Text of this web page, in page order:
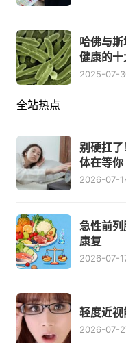
哈佛与
健康的
2025-07-
全站热点
别硬扛
体在等你
2026-07-
急性前
康复
2026-07-
轻度近
2026-07-